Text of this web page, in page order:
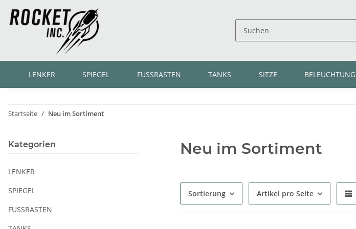
LENKER SPIEGEL FUSSRASTEN TANKS SITZE BELEUCHTUNG
Startseite Neu im Sortiment
Neu im Sortiment
Sortierung Artikel pro Seite
Kategorien
LENKER
SPIEGEL
FUSSRASTEN